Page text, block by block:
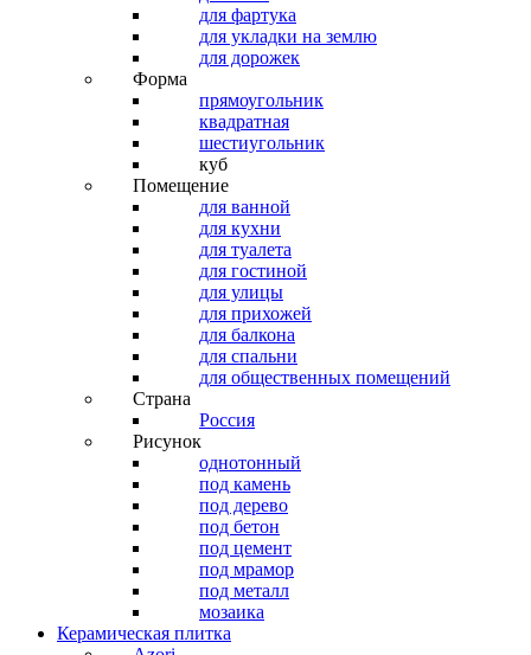
для фартука
для укладки на землю
для дорожек
Форма
прямоугольник
квадратная
шестиугольник
куб
Помещение
для ванной
для кухни
для туалета
для гостиной
для улицы
для прихожей
для балкона
для спальни
для общественных помещений
Страна
Россия
Рисунок
однотонный
под камень
под дерево
под бетон
под цемент
под мрамор
под металл
мозаика
Керамическая плитка